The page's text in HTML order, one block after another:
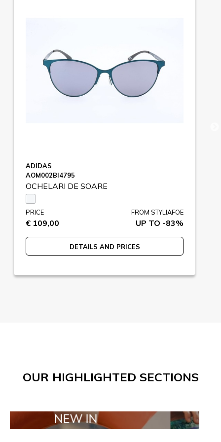
ADIDAS
AOM002BI4795
OCHELARI DE SOARE
PRICE
€ 109,00
FROM STYLIAFOE
UP TO -83%
DETAILS AND PRICES
OUR HIGHLIGHTED SECTIONS
NEW IN TAILOR